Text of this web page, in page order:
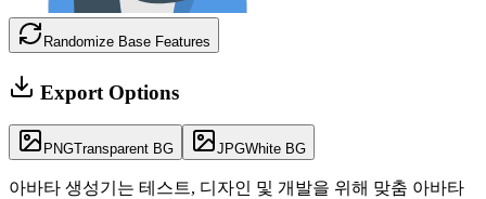
Randomize Base Features
Export Options
PNGTransparent BG JPGWhite BG
아바타 생성기는 테스트, 디자인 및 개발을 위해 맞춤 아바타